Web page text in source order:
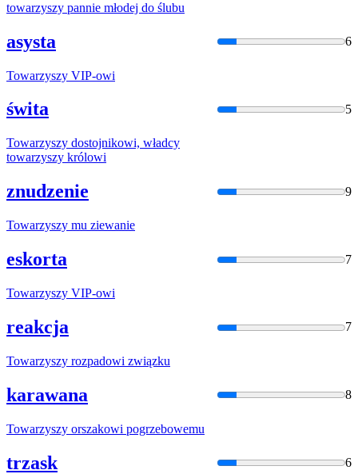
towarzyszy pannie młodej do ślubu
asysta 6
Towarzyszy VIP-owi
świta 5
Towarzyszy dostojnikowi, władcy
towarzyszy królowi
znudzenie 9
Towarzyszy mu ziewanie
eskorta 7
Towarzyszy VIP-owi
reakcja 7
Towarzyszy rozpadowi związku
karawana 8
Towarzyszy orszakowi pogrzebowemu
trzask 6